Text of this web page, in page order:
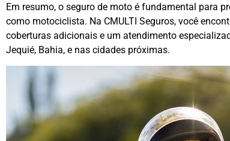
Em resumo, o seguro de moto é fundamental para
como motociclista. Na CMULTI Seguros, você
coberturas adicionais e um atendimento
Jequié, Bahia, e nas cidades próximas.